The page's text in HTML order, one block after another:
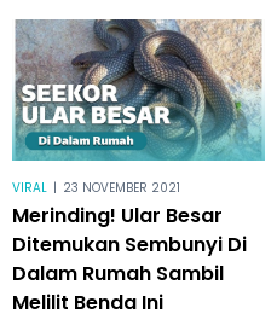
VIRAL | 23 NOVEMBER 2021
Merinding! Ular Besar
Ditemukan Sembunyi Di
Dalam Rumah Sambil
Melilit Benda Ini